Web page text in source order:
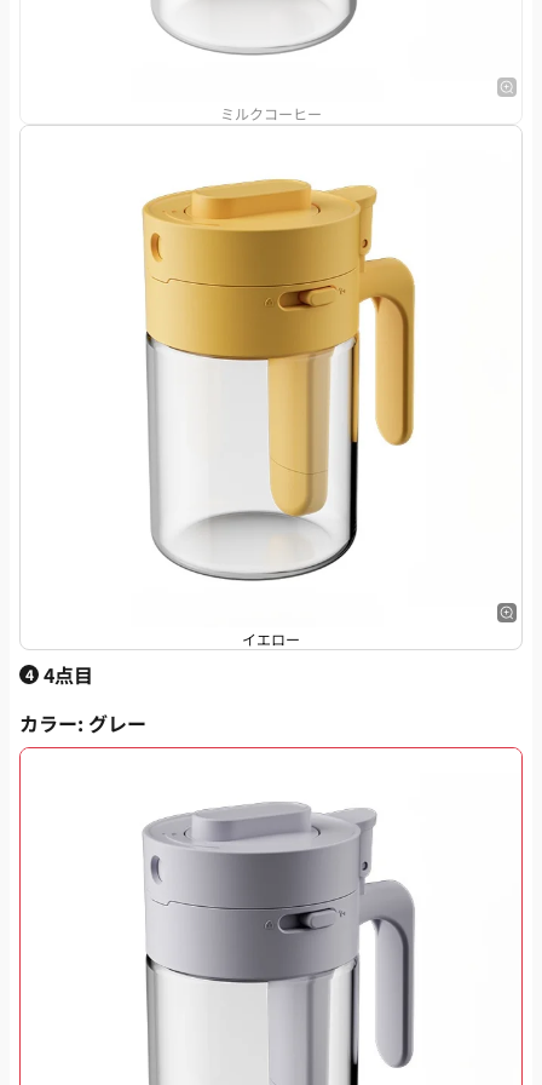
ミルクコーヒー
イエロー
4 4点目
カラー: グレー